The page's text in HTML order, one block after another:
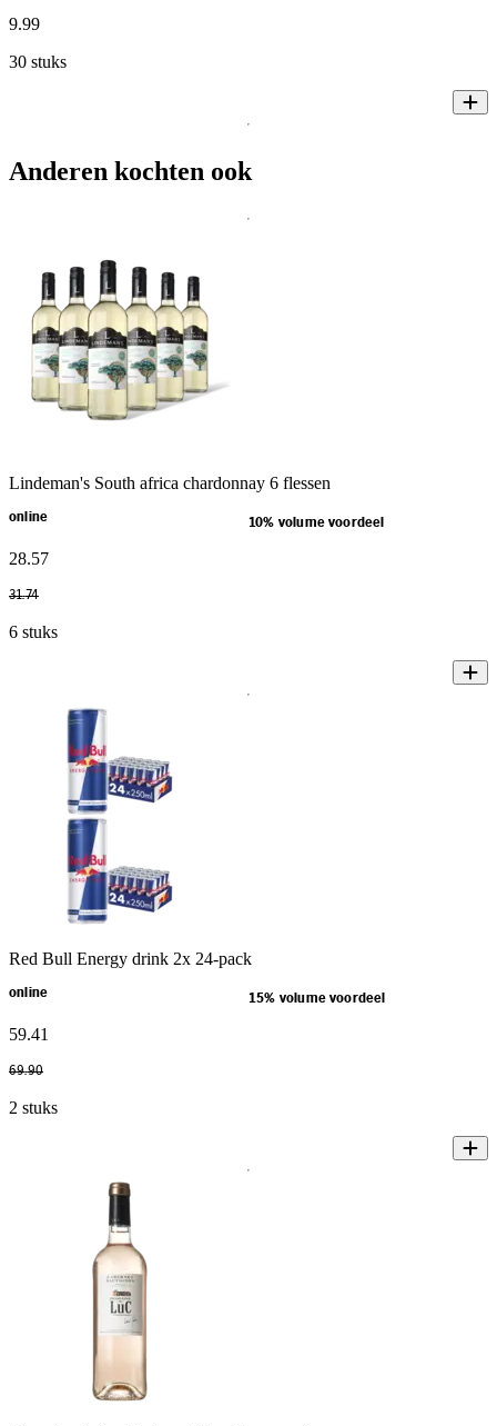
9.99
30 stuks
Anderen kochten ook
Lindeman's South africa chardonnay 6 flessen
online 10% volume voordeel
28.57
31.74
6 stuks
Red Bull Energy drink 2x 24-pack
online 15% volume voordeel
59.41
69.90
2 stuks